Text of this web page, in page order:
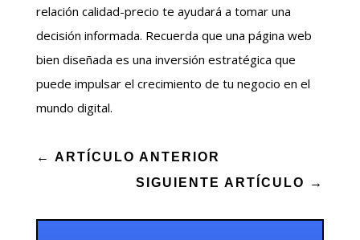
relación calidad-precio te ayudará a tomar una
decisión informada. Recuerda que una página web
bien diseñada es una inversión estratégica que
puede impulsar el crecimiento de tu negocio en el
mundo digital.
← ARTÍCULO ANTERIOR
SIGUIENTE ARTÍCULO
→